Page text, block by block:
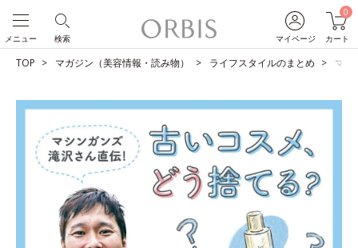
マイページ
0
カート
検索
メニュー
TOP マガジン（美容情報・読み物） ライフスタイルのまとめ マシ